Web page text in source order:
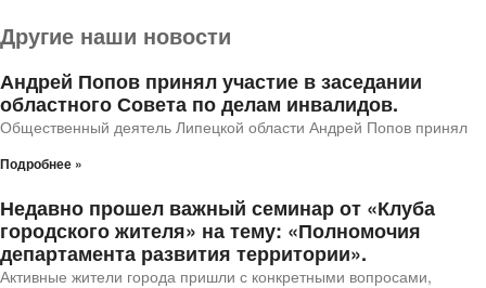
Другие наши новости
Андрей Попов принял участие в заседании
областного Совета по делам инвалидов.
Общественный деятель Липецкой области Андрей Попов принял
Подробнее »
Недавно прошел важный семинар от «Клуба
городского жителя» на тему: «Полномочия
департамента развития территории».
Активные жители города пришли с конкретными вопросами,